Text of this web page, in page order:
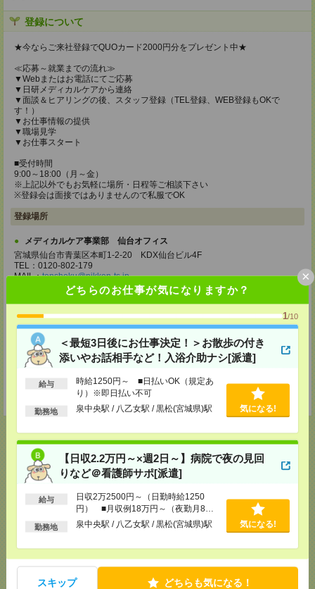
どちらのお仕事が気になりますか？
1/10
＜最短3日後にお仕事決定！＞お散歩の付き
添いやお話相手など！入浴介助ナシ[派遣]
給与
時給1250円～ ■日払いOK（規定あ
り）※即日払い不可
勤務地 泉中央駅 / 八乙女駅 / 黒松(宮城県)駅 気になる!
【日収2.2万円～×週2日～】病院で夜の見回
りなど＠看護師サポ[派遣]
給与
日収2万2500円～（日勤時給1250
円） ■月収例18万円～（夜勤月8回
勤務の場合）
勤務地 泉中央駅 / 八乙女駅 / 黒松(宮城県)駅 気になる!
スキップ どちらも気になる！
×
登録について
★今ならご来社登録でQUOカード2000円分をプレゼント中★
≪応募～就業までの流れ≫
▼Webまたはお電話にてご応募
▼日研メディカルケアから連絡
▼面談＆ヒアリングの後、スタッフ登録（TEL登録、WEB登録もOKで
す！）
▼お仕事情報の提供
▼職場見学
▼お仕事スタート
■受付時間
9:00～18:00（月～金）
※上記以外でもお気軽に場所・日程等ご相談下さい
※登録会は面接ではありませんので私服でOK
登録場所
メディカルケア事業部 仙台オフィス
宮城県仙台市青葉区本町1-2-20 KDX仙台ビル4F
TEL：0120-802-179
MAIL：tenshoku@nikken-ts.jp
担当：採用担当
福島県郡山市西ノ内二丁目12番8号 古川ビル
TEL：0120-992-518
MAIL：tenshoku@nikken-ts.jp
担当：採用担当
★今ならご来社登録でQUOカード2000円分をプレゼント中★
応募ページへ
気になる！ 電話応募
で送る LINEで送る